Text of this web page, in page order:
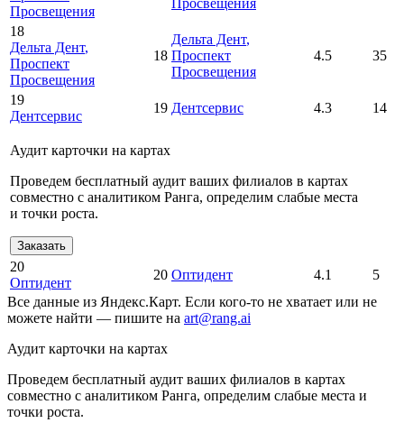
Просвещения
Просвещения
18
Дельта Дент,
Проспект
Просвещения
18
Дельта Дент,
Проспект
Просвещения
4.5 35
19
Дентсервис
19 Дентсервис 4.3 14
Аудит карточки на картах
Проведем бесплатный аудит ваших филиалов в картах
совместно с аналитиком Ранга, определим слабые места
и точки роста.
Заказать
20
Оптидент
20 Оптидент 4.1
5
Все данные из Яндекс.Карт. Если кого-то не хватает или не
можете найти — пишите на art@rang.ai
Аудит карточки на картах
Проведем бесплатный аудит ваших филиалов в картах
совместно с аналитиком Ранга, определим слабые места и
точки роста.